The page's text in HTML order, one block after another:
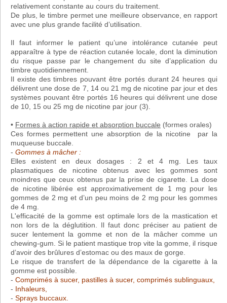
relativement constante au cours du traitement.
De plus, le timbre permet une meilleure observance, en rapport
avec une plus grande facilité d’utilisation.
Il faut informer le patient qu’une intolérance cutanée peut
apparaître à type de réaction cutanée locale, dont la diminution
du risque passe par le changement du site d’application du
timbre quotidiennement.
Il existe des timbres pouvant être portés durant 24 heures qui
délivrent une dose de 7, 14 ou 21 mg de nicotine par jour et des
systèmes pouvant être portés 16 heures qui délivrent une dose
de 10, 15 ou 25 mg de nicotine par jour (3).
• Formes à action rapide et absorption buccale (formes orales)
Ces formes permettent une absorption de la nicotine par la
muqueuse buccale.
- Gommes à mâcher :
Elles existent en deux dosages : 2 et 4 mg. Les taux
plasmatiques de nicotine obtenus avec les gommes sont
moindres que ceux obtenus par la prise de cigarette. La dose
de nicotine libérée est approximativement de 1 mg pour les
gommes de 2 mg et d’un peu moins de 2 mg pour les gommes
de 4 mg.
L'efficacité de la gomme est optimale lors de la mastication et
non lors de la déglutition. Il faut donc préciser au patient de
sucer lentement la gomme et non de la mâcher comme un
chewing-gum. Si le patient mastique trop vite la gomme, il risque
d’avoir des brûlures d’estomac ou des maux de gorge.
Le risque de transfert de la dépendance de la cigarette à la
gomme est possible.
- Comprimés à sucer, pastilles à sucer, comprimés sublinguaux,
- Inhaleurs,
- Sprays buccaux.